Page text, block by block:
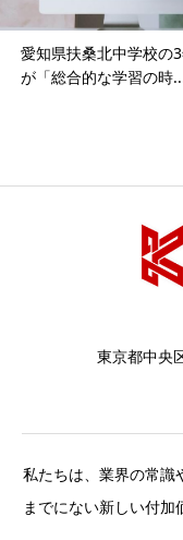
愛知県扶桑北中学校の
が「総合的な学習の時
東京都中央
私たちは、業界の常識
までにない新しい付加